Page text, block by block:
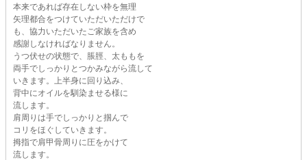
本来であれば存在しない枠を無理
矢理都合をつけていただいただけで
も、協力いただいたご家族を含め
感謝しなければなりません。
うつ伏せの状態で、脹脛、太ももを
両手でしっかりとつかみながら流して
いきます。上半身に回り込み、
背中にオイルを馴染ませる様に
流します。
肩周りは手でしっかりと掴んで
コリをほぐしていきます。
拇指で肩甲骨周りに圧をかけて
流します。